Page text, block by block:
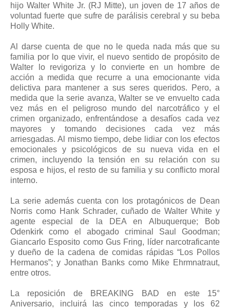
hijo Walter White Jr. (RJ Mitte), un joven de 17 años de
voluntad fuerte que sufre de parálisis cerebral y su beba
Holly White.
Al darse cuenta de que no le queda nada más que su
familia por lo que vivir, el nuevo sentido de propósito de
Walter lo revigoriza y lo convierte en un hombre de
acción a medida que recurre a una emocionante vida
delictiva para mantener a sus seres queridos. Pero, a
medida que la serie avanza, Walter se ve envuelto cada
vez más en el peligroso mundo del narcotráfico y el
crimen organizado, enfrentándose a desafíos cada vez
mayores y tomando decisiones cada vez más
arriesgadas. Al mismo tiempo, debe lidiar con los efectos
emocionales y psicológicos de su nueva vida en el
crimen, incluyendo la tensión en su relación con su
esposa e hijos, el resto de su familia y su conflicto moral
interno.
La serie además cuenta con los protagónicos de Dean
Norris como Hank Schrader, cuñado de Walter White y
agente especial de la DEA en Albuquerque; Bob
Odenkirk como el abogado criminal Saul Goodman;
Giancarlo Esposito como Gus Fring, líder narcotraficante
y dueño de la cadena de comidas rápidas “Los Pollos
Hermanos”; y Jonathan Banks como Mike Ehrmnatraut,
entre otros.
La reposición de BREAKING BAD en este 15°
Aniversario, incluirá las cinco temporadas y los 62